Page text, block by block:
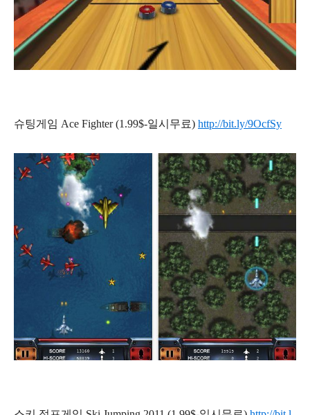
슈팅게임 Ace Fighter (1.99$-일시무료) http://bit.ly/9OcfSy